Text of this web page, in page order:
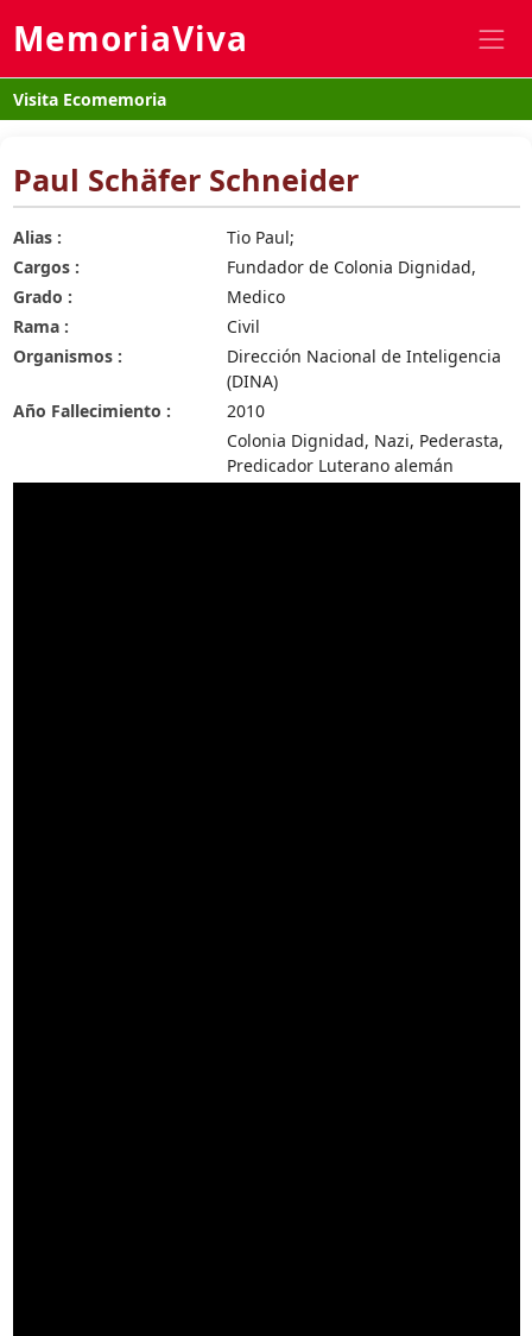
MemoriaViva
Visita Ecomemoria
Paul Schäfer Schneider
Alias :
Tio Paul;
Cargos :
Fundador de Colonia Dignidad,
Grado :
Medico
Rama :
Civil
Organismos :
Dirección Nacional de Inteligencia
(DINA)
Año Fallecimiento :
2010
Colonia Dignidad, Nazi, Pederasta,
Predicador Luterano alemán